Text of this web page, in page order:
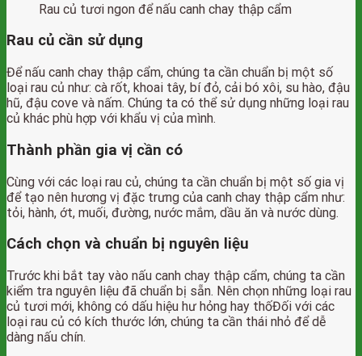
Rau củ tươi ngon để nấu canh chay thập cẩm
Rau củ cần sử dụng
Để nấu canh chay thập cẩm, chúng ta cần chuẩn bị một số
loại rau củ như: cà rốt, khoai tây, bí đỏ, cải bó xôi, su hào, đậu
hũ, đậu cove và nấm. Chúng ta có thể sử dụng những loại rau
củ khác phù hợp với khẩu vị của mình.
Thành phần gia vị cần có
Cùng với các loại rau củ, chúng ta cần chuẩn bị một số gia vị
để tạo nên hương vị đặc trưng của canh chay thập cẩm như:
tỏi, hành, ớt, muối, đường, nước mắm, dầu ăn và nước dùng.
Cách chọn và chuẩn bị nguyên liệu
Trước khi bắt tay vào nấu canh chay thập cẩm, chúng ta cần
kiểm tra nguyên liệu đã chuẩn bị sẵn. Nên chọn những loại rau
củ tươi mới, không có dấu hiệu hư hỏng hay thốĐối với các
loại rau củ có kích thước lớn, chúng ta cần thái nhỏ để dễ
dàng nấu chín.